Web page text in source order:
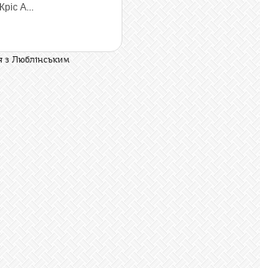
А...
з Люблінським